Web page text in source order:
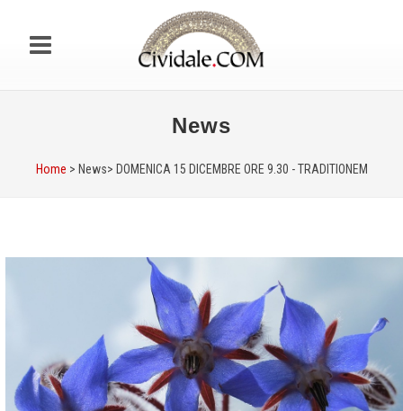
News
Home > News> DOMENICA 15 DICEMBRE ORE 9.30 - TRADITIONEM